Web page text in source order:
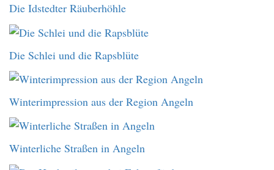
Die Idstedter Räuberhöhle
Die Schlei und die Rapsblüte
Winterimpression aus der Region Angeln
Winterliche Straßen in Angeln